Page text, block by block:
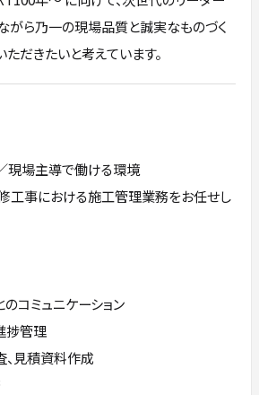
がら乃一の現場品質と誠実なものづく
だきたいと考えています。
現場主導で働ける環境
工事における施工管理業務をお任せし
コミュニケーション
捗管理
、見積資料作成